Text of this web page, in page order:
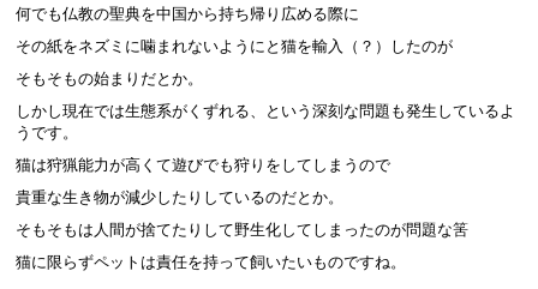
何でも仏教の聖典を中国から持ち帰り広める際に
その紙をネズミに噛まれないようにと猫を輸入（？）したのが
そもそもの始まりだとか。
しかし現在では生態系がくずれる、という深刻な問題も発生しているよ
うです。
猫は狩猟能力が高くて遊びでも狩りをしてしまうので
貴重な生き物が減少したりしているのだとか。
そもそもは人間が捨てたりして野生化してしまったのが問題な筈
猫に限らずペットは責任を持って飼いたいものですね。